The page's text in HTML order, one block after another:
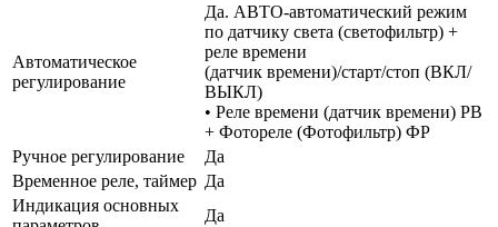
Автоматическое
регулирование
Да. АВТО-автоматический режим
по датчику света (светофильтр) +
реле времени
(датчик времени)/старт/стоп (ВКЛ/
ВЫКЛ)
• Реле времени (датчик времени) РВ
+ Фотореле (Фотофильтр) ФР
Ручное регулирование
Да
Временное реле, таймер Да
Индикация основных
Да